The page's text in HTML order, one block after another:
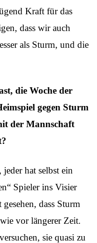
Kraft für das
dass wir auch
als Sturm, und die
die Woche der
gegen Sturm
der Mannschaft
hat selbst ein
Spieler ins Visier
dass Sturm
vor längerer Zeit.
sie quasi zu